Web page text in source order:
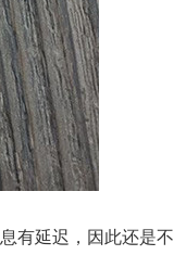
有延迟，因此还是不